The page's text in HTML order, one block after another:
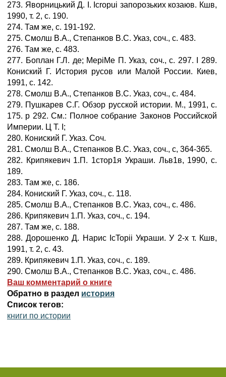
273. Яворницький Д. I. Icropui запорозьких козаюв. Кшв,
1990, т. 2, с. 190.
274. Там же, с. 191-192.
275. Смолш В.А., Степанков B.C. Указ, соч., с. 483.
276. Там же, с. 483.
277. Боплан Г.Л. де; MepiMe П. Указ, соч., с. 297. I 289.
Кониский Г. История русов или Малой России. Киев,
1991, с. 142.
278. Смолш В.А., Степанков B.C. Указ, соч., с. 484.
279. Пушкарев С.Г. Обзор русской истории. М., 1991, с.
175. р 292. См.: Полное собрание Законов Российской
Империи. Ц Т. I;
280. Кониский Г. Указ. Соч.
281. Смолш В.А., Степанков B.C. Указ, соч., с, 364-365.
282. Крипякевич 1.П. 1стор1я Украши. Льв1в, 1990, с.
189.
283. Там же, с. 186.
284. Кониский Г. Указ, соч., с. 118.
285. Смолш В.А., Степанков B.C. Указ, соч., с. 486.
286. Крипякевич 1.П. Указ, соч., с. 194.
287. Там же, с. 188.
288. Дорошенко Д. Нарис IcTopii Украши. У 2-х т. Кшв,
1991, т. 2, с. 43.
289. Крипякевич 1.П. Указ, соч., с. 189.
290. Смолш В.А., Степанков B.C. Указ, соч., с. 486.
Ваш комментарий о книге
Обратно в раздел история
Список тегов:
книги по истории